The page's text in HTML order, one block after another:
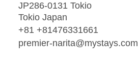
JP286-0131 Tokio
Tokio Japan
+81 +81476331661
premier-narita@mystays.com